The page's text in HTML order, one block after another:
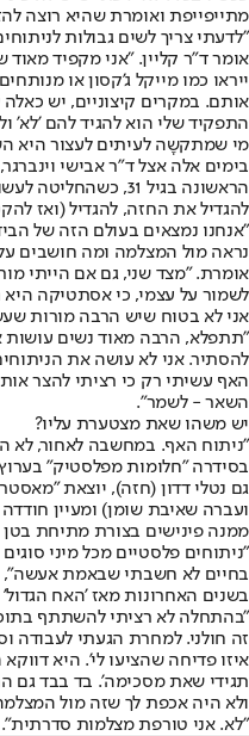
מתייפייפת ואומרת שהיא רוצה
"לדעתי צריך לשים גבולות
אומר ד"ר קליין. "אני מקפיד
ייראו כמו מייקל ג'קסון או
אותם. במקרים קיצוניים, יש
התפקיד שלי הוא להגיד להם 'לא'
מי שמתקשָה לעיתים לעצור היא
בימים אלה אצל ד"ר אבישי
הראשונה בגיל 31,
להגדיל את החזה, להגדיל (ואז
"אנחנו נמצאים בעולם הזה של
נראה מול המצלמה ומה חושבים
אומרת. "מצד שני, גם אם הייתי
לשמור על עצמי, כי אסתטיקה
אני לא בטוח שיש הרבה מורות
"תתפלא, הרבה מאוד נשים
להסתיר. אני לא עושה את
האף עשיתי רק כי רציתי להצר
השאר - לשמר".
יש משהו שאת מצטערת עליו?
"ניתוח האף. במחשבה לאחור, לא
בסידרה "חלומות מפלסטיק"
גם נטלי דדון (חזה), יוצאת
ועברה שאיבת שומן) ומעיין
ממנה פינישים בצורת מתיחת
"ניתוחים פלסטיים מכל מיני
בחיים לא חשבתי שבאמת
בשנים האחרונות מאז 'האח
"בהתחלה לא רציתי להשתתף
זה חולני. למחרת הגעתי לעבודה
איזו פדיחה שהציעו לי'. היא
תגידי שאת מסכימה'. בד בבד גם
ולא היה אכפת לך שזה מול
"לא. אני טורפת מצלמות סדרתית".